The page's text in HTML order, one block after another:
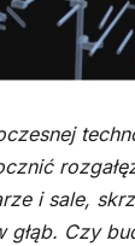
i sale,
głąb. Czy